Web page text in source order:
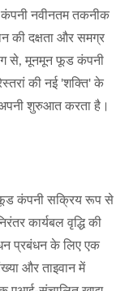
नवीनतम तकनीक
की दक्षता और समग्र
से, मूनमून फूड कंपनी
की नई 'शक्ति' के
अपनी शुरुआत करता है।
फूड कंपनी सक्रिय रूप से
कार्यबल वृद्धि की
प्रबंधन के लिए एक
और ताइवान में